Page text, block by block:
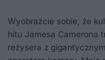
Wyobraźcie sobie, że
hitu Jamesa Camerona
reżysera z